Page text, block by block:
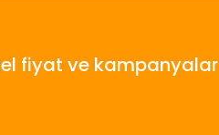
fiyat ve kampanyalar